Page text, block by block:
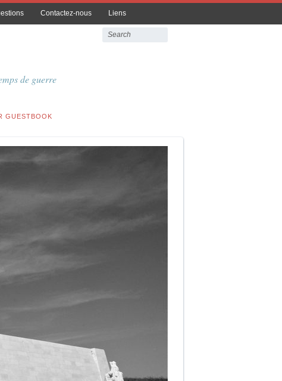
Contactez-nous Liens
de guerre
GUESTBOOK